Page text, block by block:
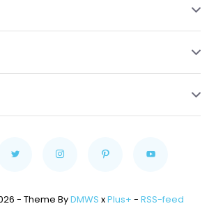
- Theme ByDMWS xPlus+ - RSS-feed